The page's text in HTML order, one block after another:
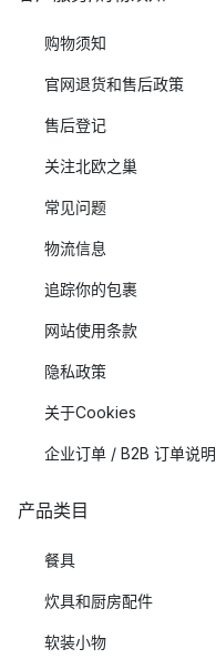
购物须知
官网退货和售后政策
售后登记
关注北欧之巢
常见问题
物流信息
追踪你的包裹
网站使用条款
隐私政策
关于Cookies
企业订单 / B2B 订单说明
产品类目
餐具
炊具和厨房配件
软装小物